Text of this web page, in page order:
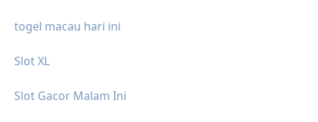
togel macau hari ini
Slot XL
Slot Gacor Malam Ini